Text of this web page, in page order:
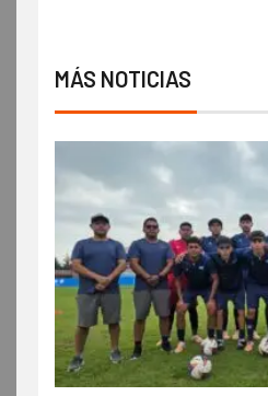
MÁS NOTICIAS